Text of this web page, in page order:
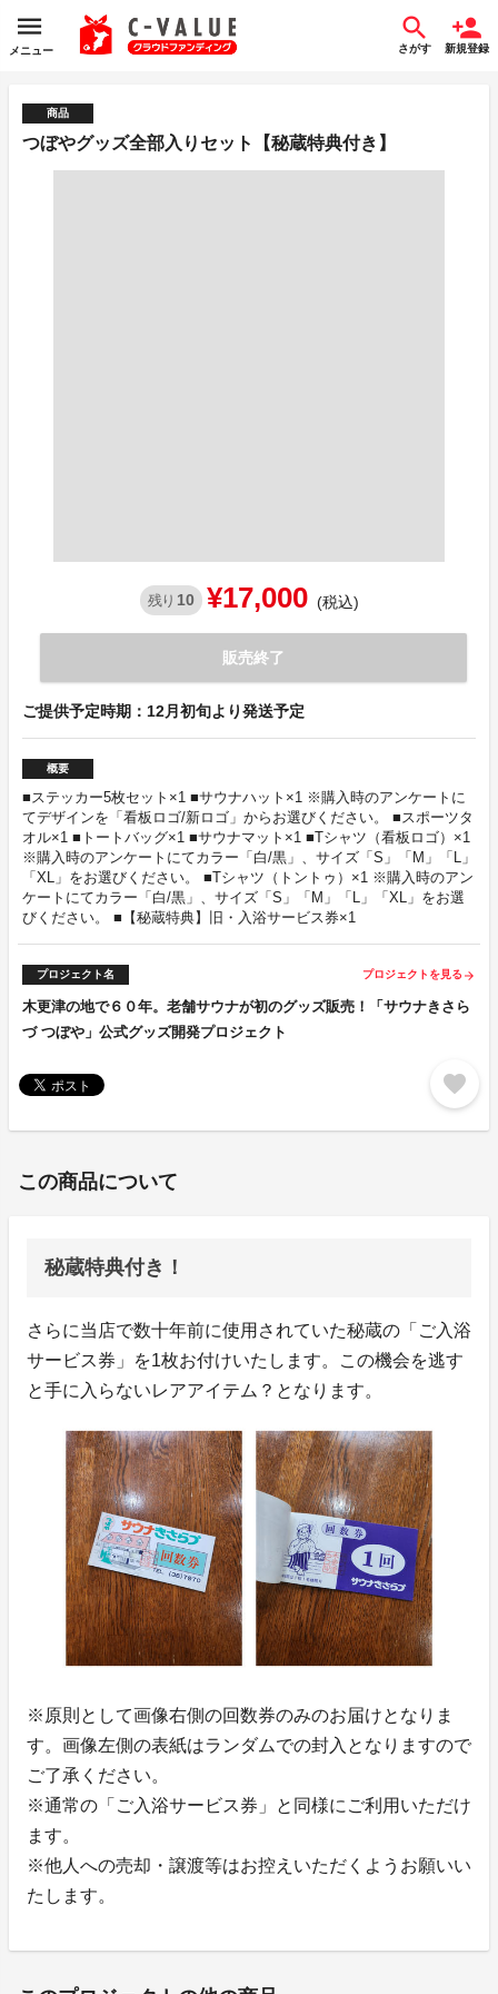
メニュー さがす 新規登録
商品
つぼやグッズ全部入りセット【秘蔵特典付き】
残り 10 ¥17,000 (税込)
販売終了
ご提供予定時期：12月初旬より発送予定
概要
■ステッカー5枚セット×1 ■サウナハット×1 ※購入時のアンケートに
てデザインを「看板ロゴ/新ロゴ」からお選びください。 ■スポーツタ
オル×1 ■トートバッグ×1 ■サウナマット×1 ■Tシャツ（看板ロゴ）×1
※購入時のアンケートにてカラー「白/黒」、サイズ「S」「M」「L」
「XL」をお選びください。 ■Tシャツ（トントゥ）×1 ※購入時のアン
ケートにてカラー「白/黒」、サイズ「S」「M」「L」「XL」をお選
びください。 ■【秘蔵特典】旧・入浴サービス券×1
プロジェクト名 プロジェクトを見る arrow_forward
木更津の地で６０年。老舗サウナが初のグッズ販売！「サウナきさら
づ つぼや」公式グッズ開発プロジェクト
favorite
この商品について
秘蔵特典付き！
さらに当店で数十年前に使用されていた秘蔵の「ご入浴
サービス券」を1枚お付けいたします。この機会を逃す
と手に入らないレアアイテム？となります。
※原則として画像右側の回数券のみのお届けとなりま
す。画像左側の表紙はランダムでの封入となりますので
ご了承ください。
※通常の「ご入浴サービス券」と同様にご利用いただけ
ます。
※他人への売却・譲渡等はお控えいただくようお願いい
たします。